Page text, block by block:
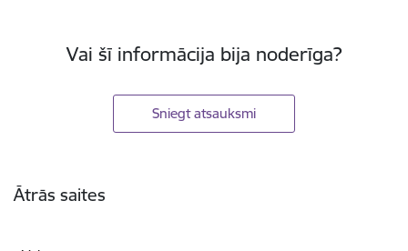
Vai šī informācija bija noderīga?
Sniegt atsauksmi
Ātrās saites